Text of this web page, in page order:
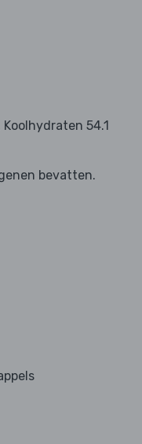
Koolhydraten 54.1
bevatten.